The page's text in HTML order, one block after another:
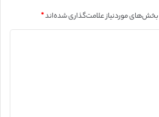
بخش‌های موردنیاز علامت‌گذاری شده‌اند*